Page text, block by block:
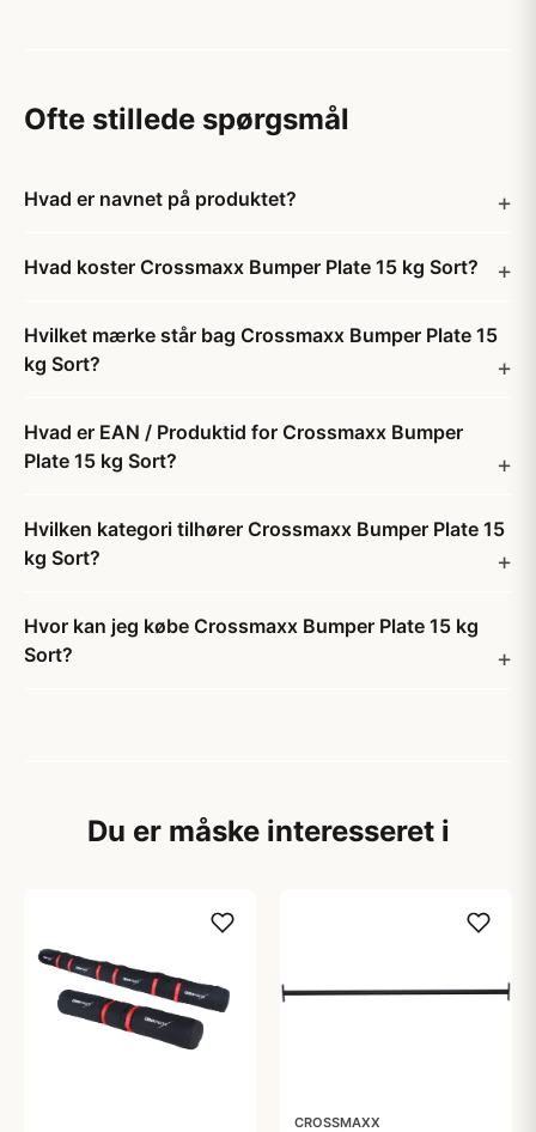
Ofte stillede spørgsmål
Hvad er navnet på produktet?
Hvad koster Crossmaxx Bumper Plate 15 kg Sort?
Hvilket mærke står bag Crossmaxx Bumper Plate 15
kg Sort?
Hvad er EAN / Produktid for Crossmaxx Bumper
Plate 15 kg Sort?
Hvilken kategori tilhører Crossmaxx Bumper Plate 15
kg Sort?
Hvor kan jeg købe Crossmaxx Bumper Plate 15 kg
Sort?
Du er måske interesseret i
CROSSMAXX